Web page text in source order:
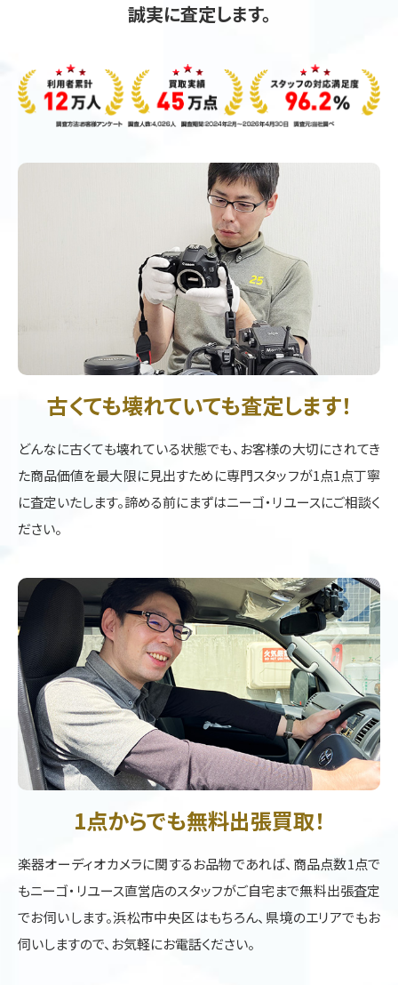
誠実に査定します。
古くても壊れていても査定します！
どんなに古くても壊れている状態でも、お客様の大切にされてき
た商品価値を最大限に見出すために専門スタッフが1点1点丁寧
に査定いたします。諦める前にまずはニーゴ・リユースにご相談く
ださい。
1点からでも無料出張買取！
楽器オーディオカメラに関するお品物であれば、商品点数1点で
もニーゴ・リユース直営店のスタッフがご自宅まで無料出張査定
でお伺いします。浜松市中央区はもちろん、県境のエリアでもお
伺いしますので、お気軽にお電話ください。